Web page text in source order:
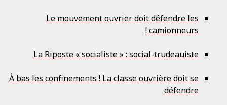
Le mouvement ouvrier doit défendre les
camionneurs !
La Riposte « socialiste » : social-trudeauiste
À bas les confinements ! La classe ouvrière doit se
défendre